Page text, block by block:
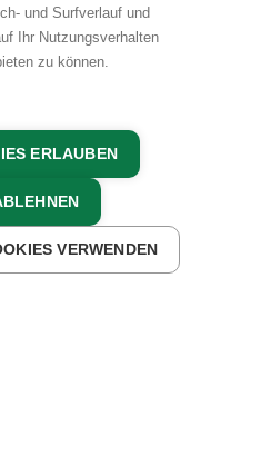
JETZT BUCHEN
DATENSCHUTZ
und Surfverlauf und
Ihr Nutzungsverhalten
zu können.
ERLAUBEN
VERWENDEN